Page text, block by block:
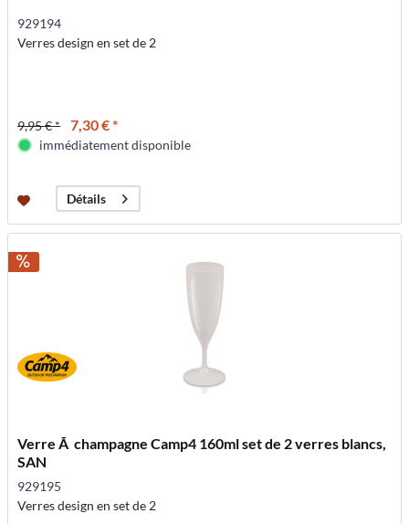
929194
Verres design en set de 2
9,95 € * 7,30 € *
immédiatement disponible
Détails
Verre Ã champagne Camp4 160ml set de 2 verres blancs,
SAN
929195
Verres design en set de 2